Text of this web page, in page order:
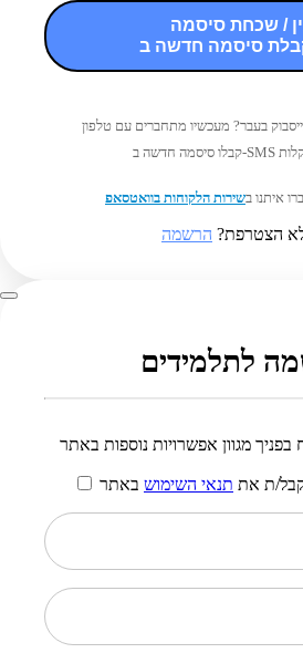
איתנו בשירות הלקוחות בוואטסאפ
הצטרפת? הרשמה
לתלמידים
מגוון אפשרויות נוספות באתר
ת את תנאי השימוש באתר